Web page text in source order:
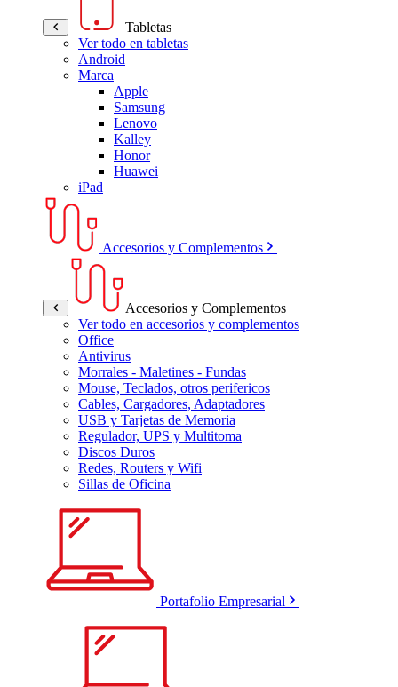
Tabletas
Ver todo en tabletas
Android
Marca
Apple
Samsung
Lenovo
Kalley
Honor
Huawei
iPad
Accesorios y Complementos
Accesorios y Complementos
Ver todo en accesorios y complementos
Office
Antivirus
Morrales - Maletines - Fundas
Mouse, Teclados, otros perifericos
Cables, Cargadores, Adaptadores
USB y Tarjetas de Memoria
Regulador, UPS y Multitoma
Discos Duros
Redes, Routers y Wifi
Sillas de Oficina
Portafolio Empresarial